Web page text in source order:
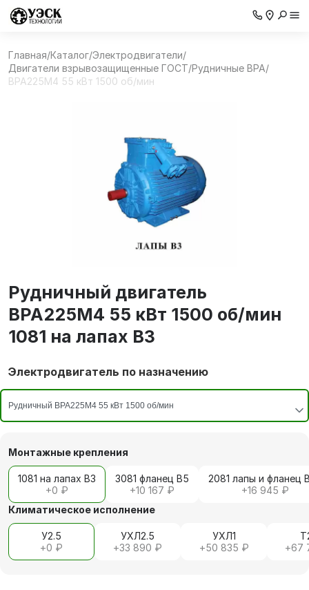
Главная/Каталог/Электродвигатели/
Двигатели взрывозащищенные ГОСТ/Рудничные ВРА/
ВРА225М4 55 кВт 1500 об/мин
Рудничный двигатель
ВРА225М4 55 кВт 1500 об/мин
1081 на лапах В3
Электродвигатель по назначению
Монтажные крепления
1081 на лапах В3
+0 ₽
3081 фланец В5
+10 167 ₽
2081 лапы и фланец
+16 945 ₽
Климатическое исполнение
У2.5
+0 ₽
УХЛ2.5
+33 890 ₽
УХЛ1
+50 835 ₽
+67